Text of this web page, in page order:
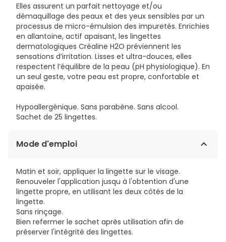
Elles assurent un parfait nettoyage et/ou
démaquillage des peaux et des yeux sensibles par un
processus de micro-émulsion des impuretés. Enrichies
en allantoïne, actif apaisant, les lingettes
dermatologiques Créaline H2O préviennent les
sensations d’irritation. Lisses et ultra-douces, elles
respectent l’équilibre de la peau (pH physiologique). En
un seul geste, votre peau est propre, confortable et
apaisée.
Hypoallergénique. Sans parabène. Sans alcool.
Sachet de 25 lingettes.
Mode d'emploi
Matin et soir, appliquer la lingette sur le visage.
Renouveler l'application jusqu à l'obtention d'une
lingette propre, en utilisant les deux côtés de la
lingette.
Sans rinçage.
Bien refermer le sachet après utilisation afin de
préserver l'intégrité des lingettes.